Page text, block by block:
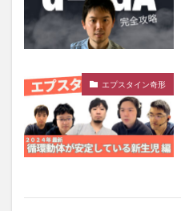
エプスタイン奇形